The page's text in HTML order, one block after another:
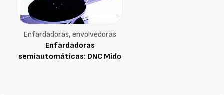
Enfardadoras, envolvedoras
Enfardadoras
semiautomáticas: DNC Mido